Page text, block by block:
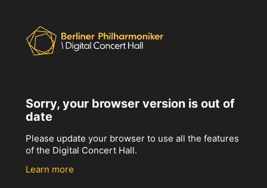
Sorry, your browser version is out of
date
Please update your browser to use all the features
of the Digital Concert Hall.
Learn more